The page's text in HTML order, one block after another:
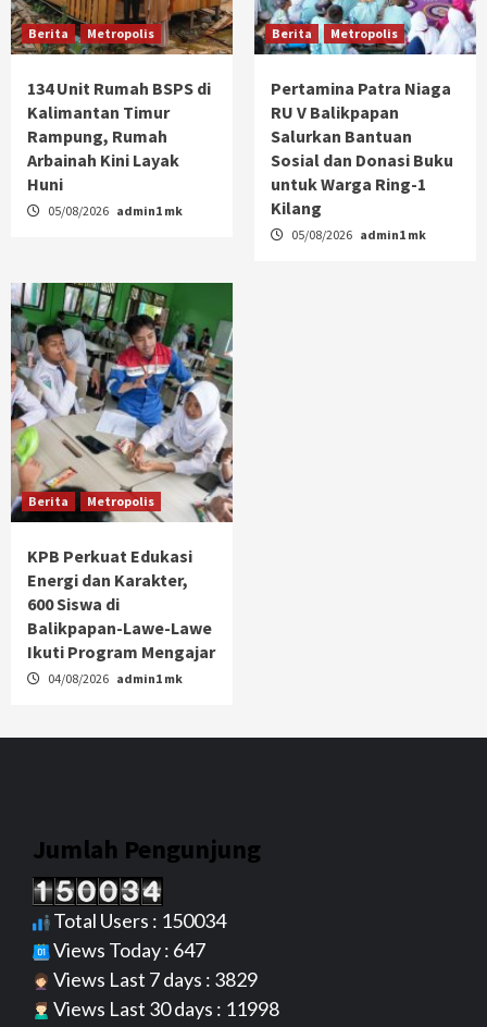
Berita Metropolis
134 Unit Rumah BSPS di
Kalimantan Timur
Rampung, Rumah
Arbainah Kini Layak
Huni
05/08/2026 admin1 mk
Berita Metropolis
Pertamina Patra Niaga
RU V Balikpapan
Salurkan Bantuan
Sosial dan Donasi Buku
untuk Warga Ring-1
Kilang
05/08/2026 admin1 mk
Berita Metropolis
KPB Perkuat Edukasi
Energi dan Karakter,
600 Siswa di
Balikpapan-Lawe-Lawe
Ikuti Program Mengajar
04/08/2026 admin1 mk
Jumlah Pengunjung
Total Users : 150034
Views Today : 647
Views Last 7 days : 3829
Views Last 30 days : 11998